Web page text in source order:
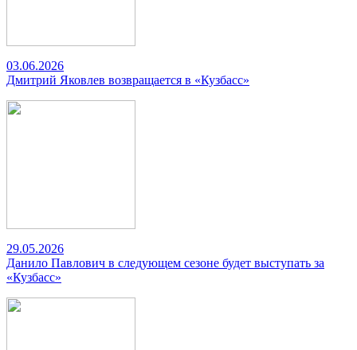
03.06.2026
Дмитрий Яковлев возвращается в «Кузбасс»
29.05.2026
Данило Павлович в следующем сезоне будет выступать за
«Кузбасс»